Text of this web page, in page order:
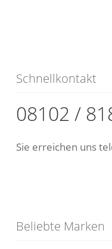
Schnellkontakt
08102 /
Sie erreichen uns
Beliebte Marken